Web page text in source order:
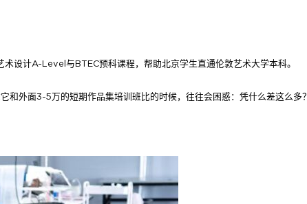
术设计A-Level与BTEC预科课程，帮助北京学生直通伦敦艺术大学本科。
外面3-5万的短期作品集培训班比的时候，往往会困惑：凭什么差这么多